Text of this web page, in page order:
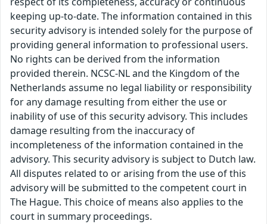
keeping up-to-date. The information contained in this
security advisory is intended solely for the purpose of
providing general information to professional users.
No rights can be derived from the information
provided therein. NCSC-NL and the Kingdom of the
Netherlands assume no legal liability or responsibility
for any damage resulting from either the use or
inability of use of this security advisory. This includes
damage resulting from the inaccuracy of
incompleteness of the information contained in the
advisory. This security advisory is subject to Dutch law.
All disputes related to or arising from the use of this
advisory will be submitted to the competent court in
The Hague. This choice of means also applies to the
court in summary proceedings.